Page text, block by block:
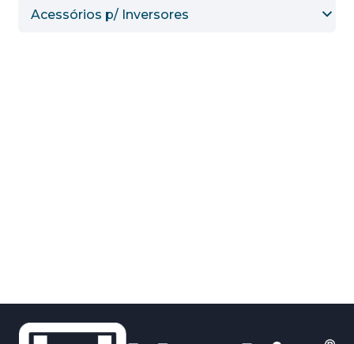
Acessórios p/ Inversores